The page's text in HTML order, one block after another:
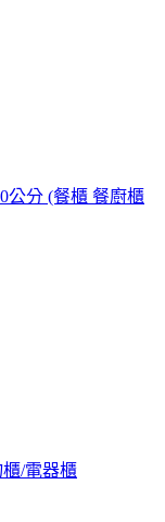
公分 (餐櫃 餐廚櫃
櫃/電器櫃